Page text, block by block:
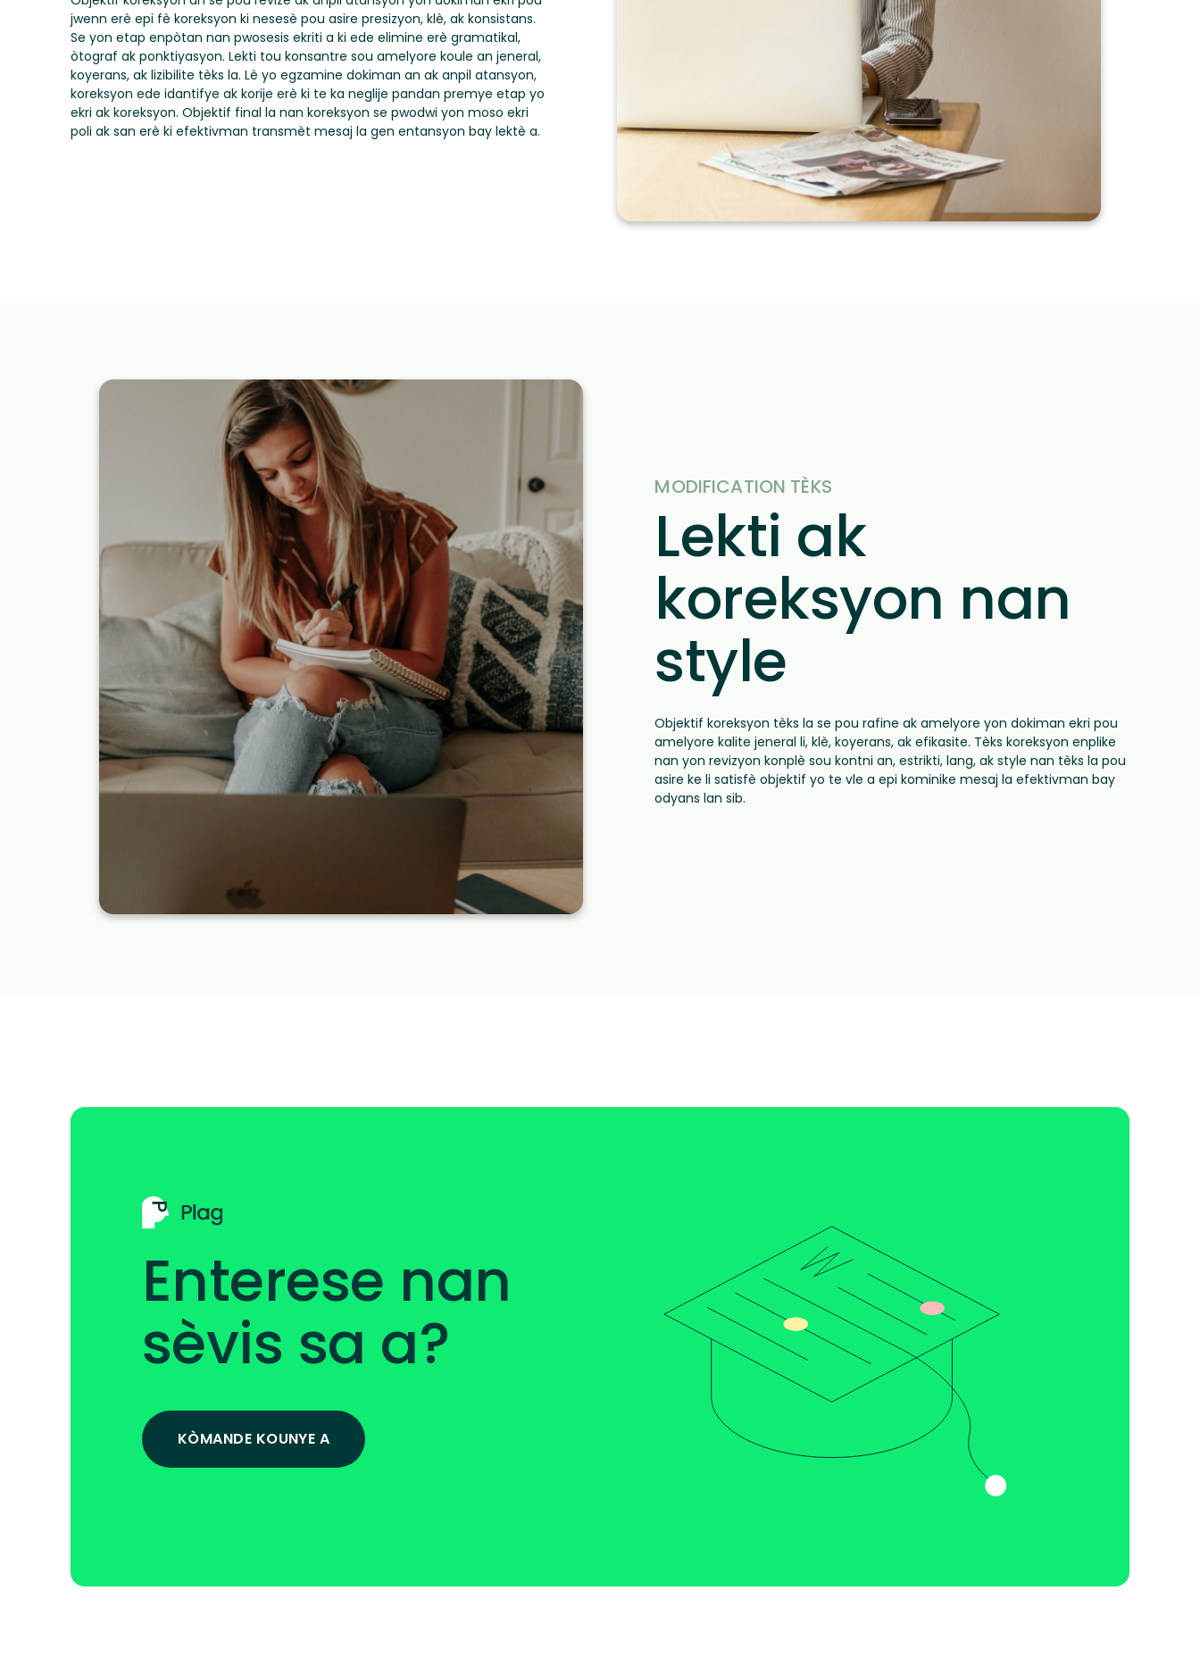
jwenn erè epi fè koreksyon ki nesesè pou asire presizyon, klè, ak konsistans.
Se yon etap enpòtan nan pwosesis ekriti a ki ede elimine erè gramatikal,
òtograf ak ponktiyasyon. Lekti tou konsantre sou amelyore koule an jeneral,
koyerans, ak lizibilite tèks la. Lè yo egzamine dokiman an ak anpil atansyon,
koreksyon ede idantifye ak korije erè ki te ka neglije pandan premye etap yo
ekri ak koreksyon. Objektif final la nan koreksyon se pwodwi yon moso ekri
poli ak san erè ki efektivman transmèt mesaj la gen entansyon bay lektè a.
MODIFICATION TÈKS
Lekti ak
koreksyon nan
style
Objektif koreksyon tèks la se pou rafine ak amelyore yon dokiman ekri pou
amelyore kalite jeneral li, klè, koyerans, ak efikasite. Tèks koreksyon enplike
nan yon revizyon konplè sou kontni an, estrikti, lang, ak style nan tèks la pou
asire ke li satisfè objektif yo te vle a epi kominike mesaj la efektivman bay
odyans lan sib.
Enterese nan
sèvis sa a?
KÒMANDE KOUNYE A